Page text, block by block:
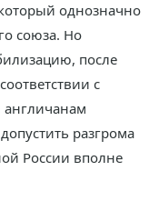
однозначно
союза. Но
после
с
разгрома
России вполне